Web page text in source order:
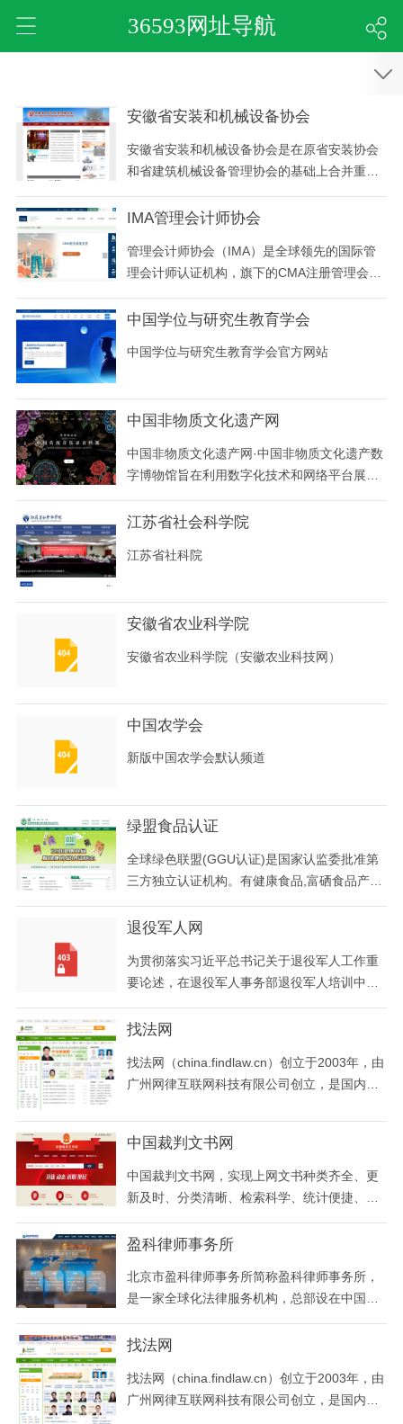
36593网址导航
安徽省安装和机械设备协会
安徽省安装和机械设备协会是在原省安装协会
和省建筑机械设备管理协会的基础上合并重组
IMA管理会计师协会
管理会计师协会（IMA）是全球领先的国际管
理会计师认证机构，旗下的CMA注册管理会计
认证中国报名官网提供CMA管理会计师报名、
服务。CMA认证服务全球管理会计行业，引领
中国官网由北京希姆
中国学位与研究生教育学会
中国学位与研究生教育学会官方网站
中国非物质文化遗产网
中国非物质文化遗产网·中国非物质文化遗产数
字博物馆旨在利用数字化技术和网络平台展
识，展示我国深厚丰富的非物质文化遗产资
流，凝聚非物质文化遗产保护实践的观念和理
济、舆论资源及社
江苏省社会科学院
江苏省社科院
安徽省农业科学院
安徽省农业科学院（安徽农业科技网）
中国农学会
新版中国农学会默认频道
绿盟食品认证
全球绿色联盟(GGU认证)是国家认监委批准第
三方独立认证机构。有健康食品,富硒食品产品
产品,植物基食品等认证业务,电话:
退役军人网
为贯彻落实习近平总书记关于退役军人工作重
要论述，在退役军人事务部退役军人培训中心
役军人及其他优抚对象的培训、就业为切入
我定位、职业发展方向，继而结合平台精选的
优质培训和就业资源，为用户精准提供个性化
找法网
找法网（china.findlaw.cn）创立于2003年，由
广州网律互联网科技有限公司创立，是国内首
平台，致力于为广大用户提供免费多样的法律
咨询服务。成立至今，其业务已覆盖全国34个
省级行政区，369个大中小城市，吸引近22万
中国裁判文书网
中国裁判文书网，实现上网文书种类齐全、更
新及时、分类清晰、检索科学、统计便捷、自
开的各项功能。
盈科律师事务所
北京市盈科律师事务所简称盈科律师事务所，
是一家全球化法律服务机构，总部设在中国北
京，在中国大陆拥有30家办公室，在纽约、伦
敦、维罗纳、米兰、布达佩斯、圣保罗、里约
格但斯克、墨西哥城、布鲁塞尔、特拉维夫、
芝加哥、新加坡、迪拜、里斯本、马德里、瓦
找法网
找法网（china.findlaw.cn）创立于2003年，由
广州网律互联网科技有限公司创立，是国内首